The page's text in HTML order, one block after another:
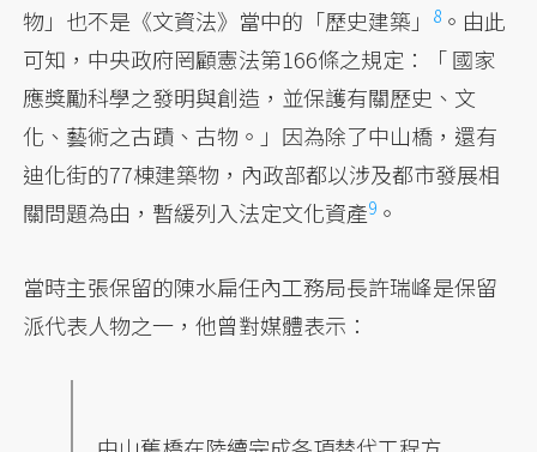
物」也不是《文資法》當中的 「歷史建築」 8 。由此
可知，中央政府罔顧憲法第166條之規定：「 國家
應獎勵科學之發明與創造，並保護有關歷史、文
化、藝術之古蹟、古物。」因為除了中山橋，還有
迪化街的77棟建築物，內政部都以涉及都市發展相
關問題為由，暫緩列入法定文化資產9 。
當時主張保留的陳水扁任內工務局長許瑞峰是保留
派代表人物之一，他曾對媒體表示：